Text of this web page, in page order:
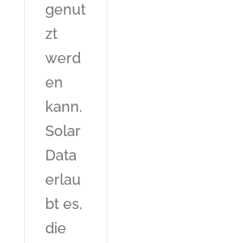
genut
zt
werd
en
kann.
Solar
Data
erlau
bt es,
die